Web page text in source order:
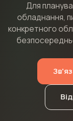
Для
обладнання,
конкретного